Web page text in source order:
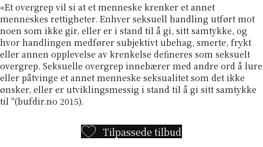
«Et overgrep vil si at et menneske krenker et annet
menneskes rettigheter. Enhver seksuell handling utført mot
noen som ikke gir, eller er i stand til å gi, sitt samtykke, og
hvor handlingen medfører subjektivt ubehag, smerte, frykt
eller annen opplevelse av krenkelse defineres som seksuelt
overgrep. Seksuelle overgrep innebærer med andre ord å lure
eller påtvinge et annet menneske seksualitet som det ikke
ønsker, eller er utviklingsmessig i stand til å gi sitt samtykke
til "(bufdir.no 2015).
Tilpassede tilbud